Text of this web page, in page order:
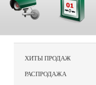
ХИТЫ ПРОДАЖ
РАСПРОДАЖА